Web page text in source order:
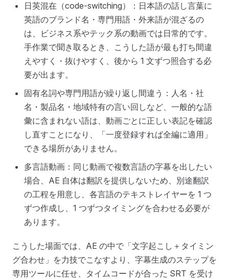
日英混在（code-switching）：日本語の話し言葉に
英語のブランド名・専門用語・外来語が混ざるの
は、ビジネス系やテック系の動画では日常的です。
手作業で聞き取るとき、こうした語が最も打ち間違
えやすく・抜けやすく、後から 1 文ずつ照合する必
要が出ます。
固有名詞や専門用語が繰り返し間違う：人名・社
名・製品名・地域特有の言い回しなど、一般的な語
彙に含まれない語は、動画ごとに正しい表記を確認
し直すことになり、「一度登録すれば全編に適用」
できる場所がありません。
多言語動画：同じ動画で複数言語の字幕を出したい
場合、AE 自体は翻訳を提供しないため、別途翻訳
の工程を用意し、各言語のテキストレイヤーを 1 つ
ずつ作成し、1 つずつタイミングを合わせる必要が
あります。
こうした場面では、AE の中で「文字起こし＋タイミン
グ合わせ」を力技でこなすより、字幕生成のステップを
専用ツールに任せ、タイムコードが合った SRT を受け